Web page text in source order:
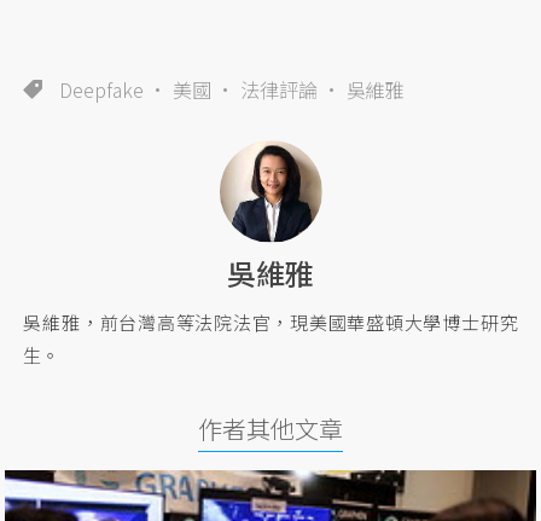
Deepfake 美國 法律評論 吳維雅
吳維雅
吳維雅，前台灣高等法院法官，現美國華盛頓大學博士研究
生。
作者其他文章